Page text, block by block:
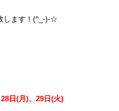
します！(^_-)-☆
日(月)、29日(火)